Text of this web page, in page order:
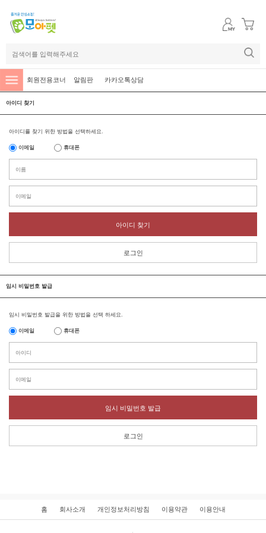
회원전용코너 알림판 카카오톡상담
아이디 찾기
아이디를 찾기 위한 방법을 선택하세요.
이메일 휴대폰
아이디 찾기
로그인
임시 비밀번호 발급
임시 비밀번호 발급을 위한 방법을 선택 하세요.
이메일 휴대폰
임시 비밀번호 발급
로그인
홈 회사소개 개인정보처리방침 이용약관 이용안내